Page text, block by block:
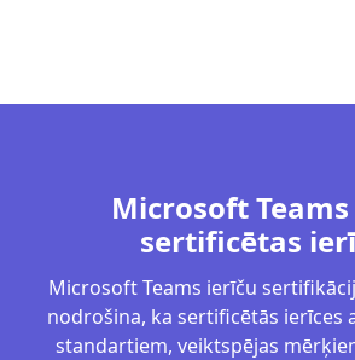
Atpakaļ uz cilnēm
Microsoft
sertificētas
Microsoft Teams ierīču
nodrošina, ka sertificētās ierīces
standartiem, veiktspējas